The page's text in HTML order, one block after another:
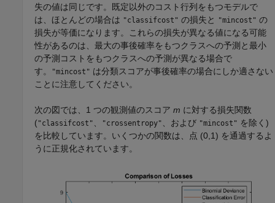
失の値は同じです。既定以外のコスト行列をもつモデルで
は、ほとんどの場合は "classifcost" の損失と "mincost" の
損失が等価になります。これらの損失が異なる値になる可能
性があるのは、最大の事後確率をもつクラスへの予測と最小
の予測コストをもつクラスへの予測が異なる場合で
す。
"mincost" は分類スコアが事後確率の場合にしか適さない
ことに注意してください。
次の図では、1 つの観測値のスコアm に対する損失関数
("classifcost" "crossentropy" 、および "mincost" を除く)
を比較しています。いくつかの関数は、点 (0,1) を通過するよ
うに正規化されています。